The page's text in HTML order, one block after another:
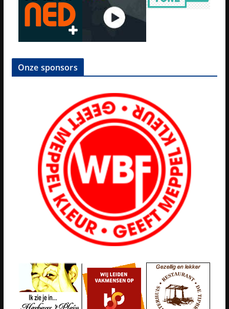
Onze sponsors